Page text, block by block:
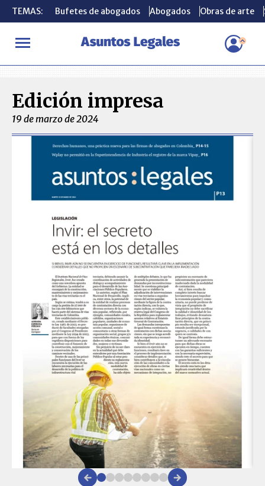
TEMAS: Bufetes de abogados Abogados Obras de arte
INICIO Ediciones Impresas
TEMAS: Bufetes de abogados Abogados Obras de arte
Edición impresa
19 de marzo de 2024